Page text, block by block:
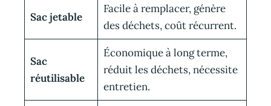
Sac jetable
Facile à remplacer, génère
des déchets, coût récurrent.
Sac
réutilisable
Économique à long terme,
réduit les déchets, nécessite
entretien.